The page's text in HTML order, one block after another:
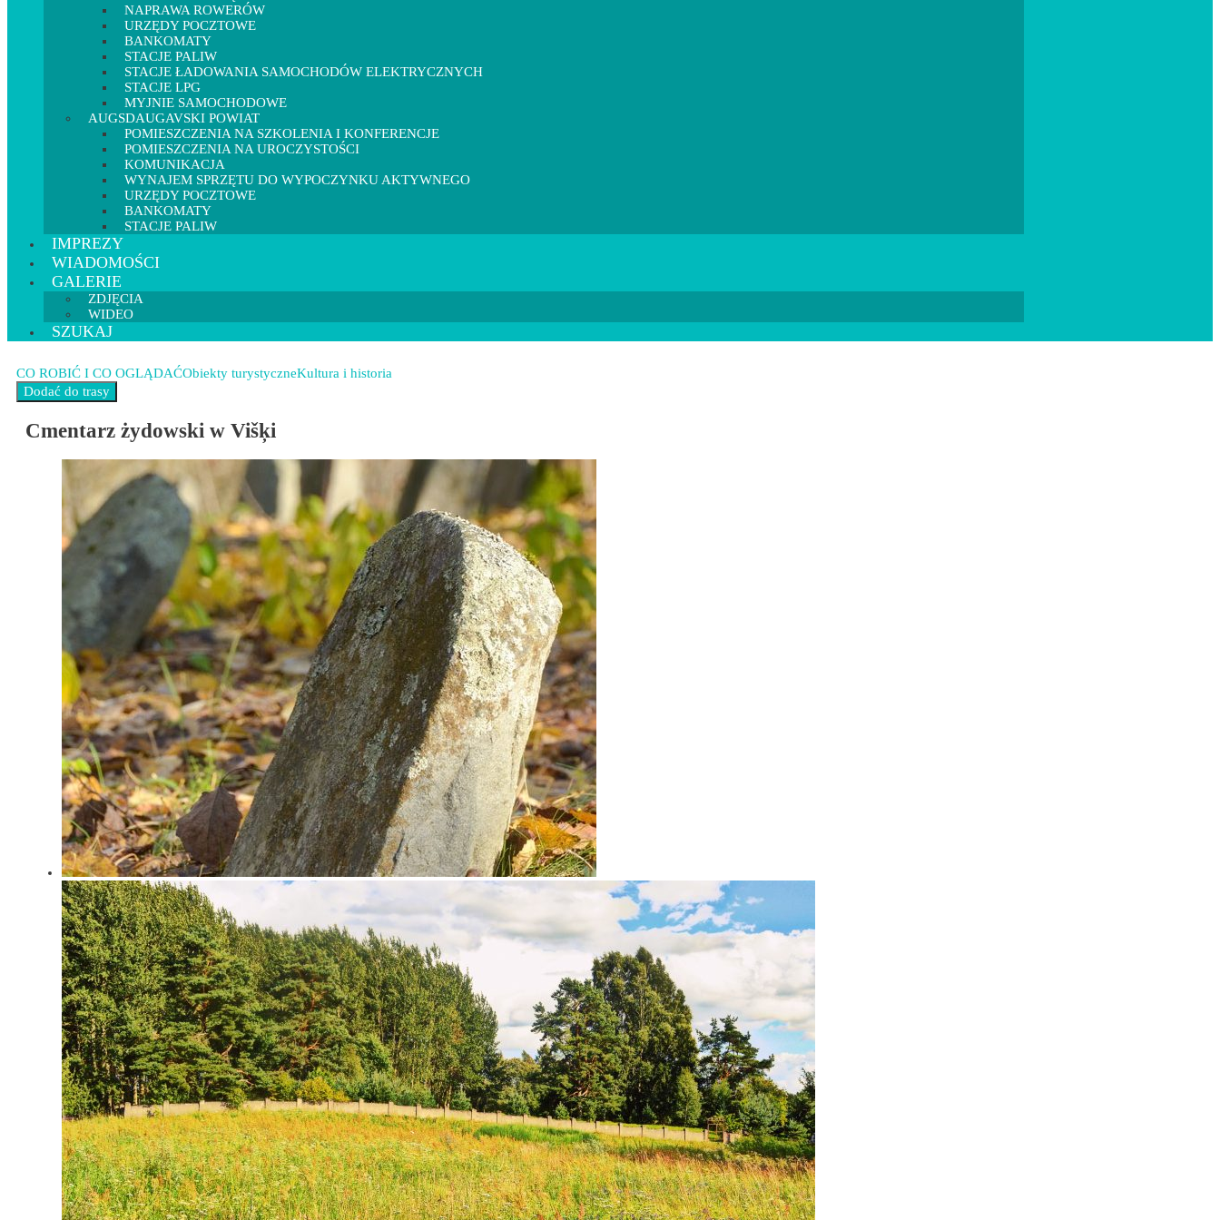
NAPRAWA ROWERÓW
URZĘDY POCZTOWE
BANKOMATY
STACJE PALIW
STACJE ŁADOWANIA SAMOCHODÓW ELEKTRYCZNYCH
STACJE LPG
MYJNIE SAMOCHODOWE
AUGSDAUGAVSKI POWIAT
POMIESZCZENIA NA SZKOLENIA I KONFERENCJE
POMIESZCZENIA NA UROCZYSTOŚCI
KOMUNIKACJA
WYNAJEM SPRZĘTU DO WYPOCZYNKU AKTYWNEGO
URZĘDY POCZTOWE
BANKOMATY
STACJE PALIW
IMPREZY
WIADOMOŚCI
GALERIE
ZDJĘCIA
WIDEO
SZUKAJ
CO ROBIĆ I CO OGLĄDAĆObiekty turystyczneKultura i historia
Cmentarz żydowski w Višķi